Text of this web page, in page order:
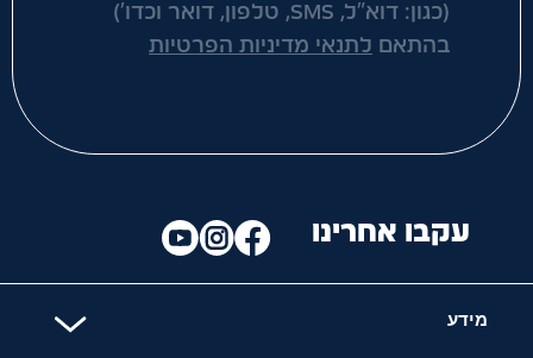
(כגון: דוא"ל, SMS, טלפון, דואר וכדו')
בהתאם לתנאי מדיניות הפרטיות
מידע
עקבו אחרינו